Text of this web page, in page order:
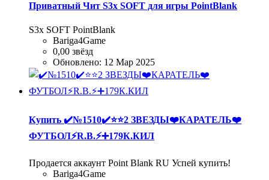
Приватный Чит S3x SOFT для игры PointBlank
S3x SOFT PointBlank
Bariga4Game
0,00 звёзд
Обновлено: 12 Мар 2025
Купить ✔️№1510✔️⭐️⭐️2 ЗВЕЗДЫ❤️КАРАТЕЛЬ❤️
ФУТБОЛ⚡R.B.⚡➕179К.КИЛ
Продается аккаунт Point Blank RU Успей купить!
Bariga4Game